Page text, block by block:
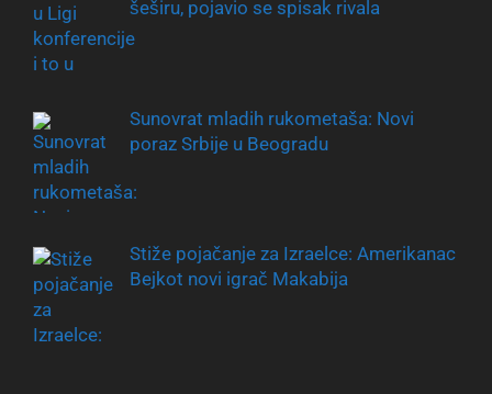
šeširu, pojavio se spisak rivala
Sunovrat mladih rukometaša: Novi
poraz Srbije u Beogradu
Stiže pojačanje za Izraelce: Amerikanac
Bejkot novi igrač Makabija